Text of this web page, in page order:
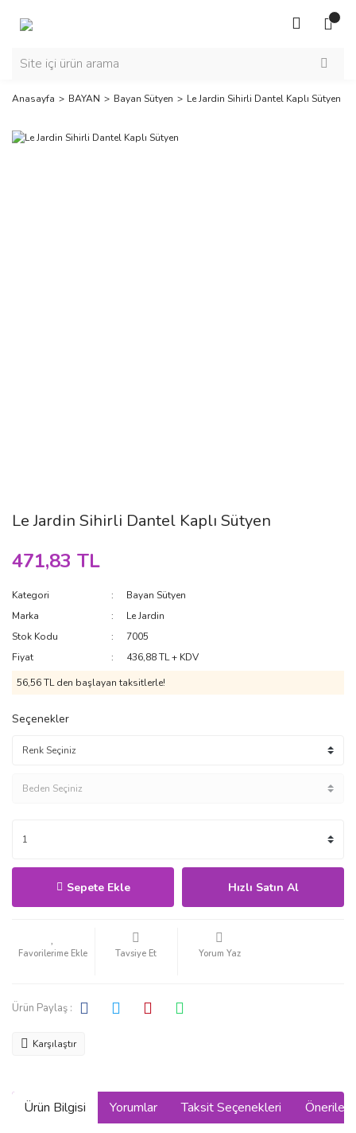
Anasayfa BAYAN Bayan Sütyen Le Jardin Sihirli Dantel Kaplı Sütyen
Le Jardin Sihirli Dantel Kaplı Sütyen
471,83 TL
Kategori
Bayan Sütyen
Marka
Le Jardin
Stok Kodu
7005
Fiyat
436,88 TL + KDV
56,56 TL den başlayan taksitlerle!
Seçenekler
Sepete Ekle Hızlı Satın Al
Tavsiye Et Yorum Yaz
Ürün Paylaş :
Karşılaştır
Ürün Bilgisi Yorumlar Taksit Seçenekleri